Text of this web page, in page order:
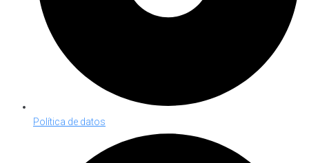
Política de datos